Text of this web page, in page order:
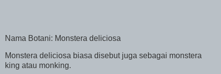
Nama Botani: Monstera deliciosa
Monstera deliciosa biasa disebut juga sebagai monstera
king atau monking.